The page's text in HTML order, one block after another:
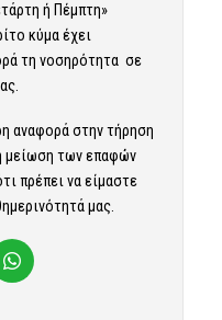
ή Πέμπτη»
κύμα έχει
τη νοσηρότητα σε
αναφορά στην τήρηση
μείωση των επαφών
πρέπει να είμαστε
μας.